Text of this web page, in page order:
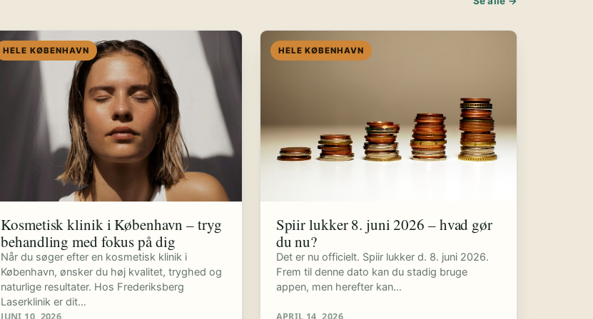
HELE KØBENHAVN
Kosmetisk klinik i København – tryg
behandling med fokus på dig
Når du søger efter en kosmetisk klinik i
København, ønsker du høj kvalitet, tryghed og
naturlige resultater. Hos Frederiksberg
Laserklinik er dit…
JUNI 10, 2026
HELE KØBENHAVN
Spiir lukker 8. juni 2026 – hvad gør
du nu?
Det er nu officielt. Spiir lukker d. 8. juni 2026.
Frem til denne dato kan du stadig bruge
appen, men herefter kan…
APRIL 14, 2026